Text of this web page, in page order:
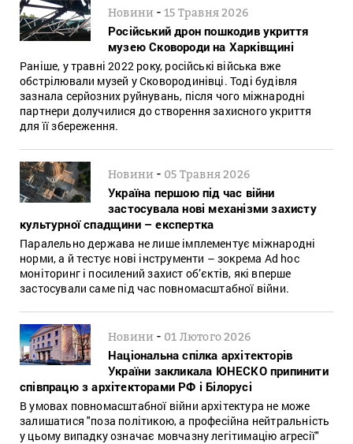
Новини -15 Травня 2026
Російський дрон пошкодив укриття
музею Сковороди на Харківщині
Раніше, у травні 2022 року, російські війська вже
обстрілювали музей у Сковородинівці. Тоді будівля
зазнала серйозних руйнувань, після чого міжнародні
партнери долучилися до створення захисного укриття
для її збереження.
Новини - 05 Травня 2026
Україна першою під час війни
застосувала нові механізми захисту
культурної спадщини – експертка
Паралельно держава не лише імплементує міжнародні
норми, а й тестує нові інструменти – зокрема Ad hoc
моніторинг і посилений захист об’єктів, які вперше
застосували саме під час повномасштабної війни.
Новини - 01 Лютого 2026
Національна спілка архітекторів
України закликала ЮНЕСКО припинити
співпрацю з архітекторами РФ і Білорусі
В умовах повномасштабної війни архітектура не може
залишатися "поза політикою, а професійна нейтральність
у цьому випадку означає мовчазну легітимацію агресії"